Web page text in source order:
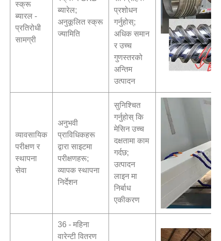
स्क्रू
ब्यारल -
प्रतिरोधी
सामग्री
ब्यारेल;
अनुकूलित स्क्रू
ज्यामिति
प्रशोधन
गर्नुहोस्;
अधिक समान
र उच्च
गुणस्तरको
अन्तिम
उत्पादन
व्यावसायिक
परीक्षण र
स्थापना
सेवा
अनुभवी
प्राविधिकहरू
द्वारा साइटमा
परीक्षणहरू;
व्यापक स्थापना
निर्देशन
सुनिश्चित
गर्नुहोस् कि
मेसिन उच्च
दक्षतामा काम
गर्दछ;
उत्पादन
लाइन मा
निर्बाध
एकीकरण
36 - महिना
वारेन्टी वितरण